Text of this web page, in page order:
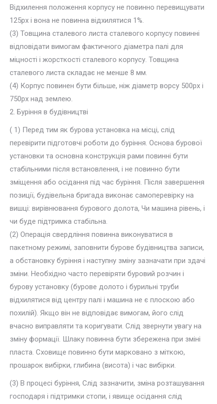
Відхилення положення корпусу не повинно перевищувати
125px і вона не повинна відхилятися 1%.
(3) Товщина сталевого листа сталевого корпусу повинні
відповідати вимогам фактичного діаметра палі для
міцності і жорсткості сталевого корпусу. Товщина
сталевого листа складає не менше 8 мм.
(4) Корпус повинен бути більше, ніж діаметр ворсу 500px і
750px над землею.
2. Буріння в будівництві
( 1) Перед тим як бурова установка на місці, слід
перевірити підготовчі роботи до буріння. Основа бурової
установки та основна конструкція рами повинні бути
стабільними після встановлення, і не повинно бути
зміщення або осідання під час буріння. Після завершення
позиції, будівельна бригада виконає самоперевірку на
вишці: вирівнювання бурового долота, Чи машина рівень, і
чи буде підтримка стабільна.
(2) Операція свердління повинна виконуватися в
пакетному режимі, заповнити бурове будівництва записи,
а обстановку буріння і наступну зміну зазначати при здачі
зміни. Необхідно часто перевіряти буровий розчин і
бурову установку (бурове долото і бурильні труби
відхилятися від центру палі і машина не є плоскою або
похилій). Якщо він не відповідає вимогам, його слід
вчасно виправляти та коригувати. Слід звернути увагу на
зміну формації. Шлаку повинна бути збережена при зміні
пласта. Сховище повинно бути марковано з міткою,
прошарок вибірки, глибина (висота) і час вибірки.
(3) В процесі буріння, Слід зазначити, зміна розташування
господаря і підтримки стопи, і явище осідання слід